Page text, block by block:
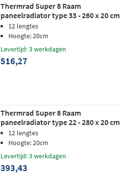
Thermrad Super 8 Raam
paneelradiator type 33 - 260 x 20 cm
(L x H)
12 lengtes
Hoogte: 20cm
Levertijd: 3 werkdagen
516,27
Thermrad Super 8 Raam
paneelradiator type 22 - 280 x 20 cm
(L x H)
12 lengtes
Hoogte: 20cm
Levertijd: 3 werkdagen
393,43